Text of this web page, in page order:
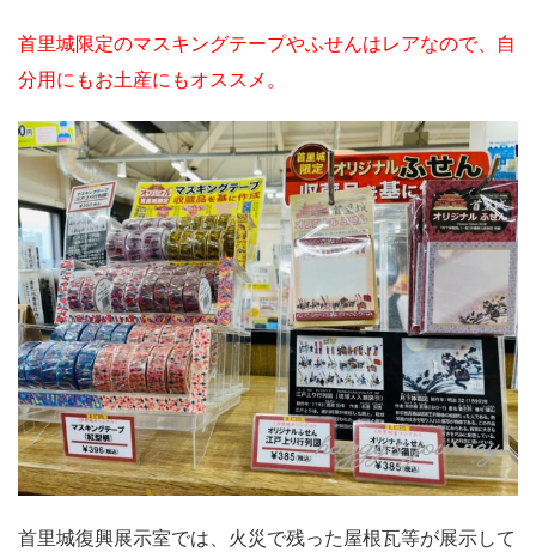
首里城限定のマスキングテープやふせんはレアなので、自
分用にもお土産にもオススメ。
首里城復興展示室では、火災で残った屋根瓦等が展示して